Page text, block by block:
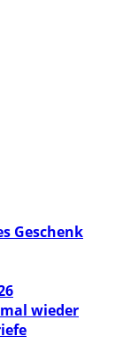
Geschenk
wieder